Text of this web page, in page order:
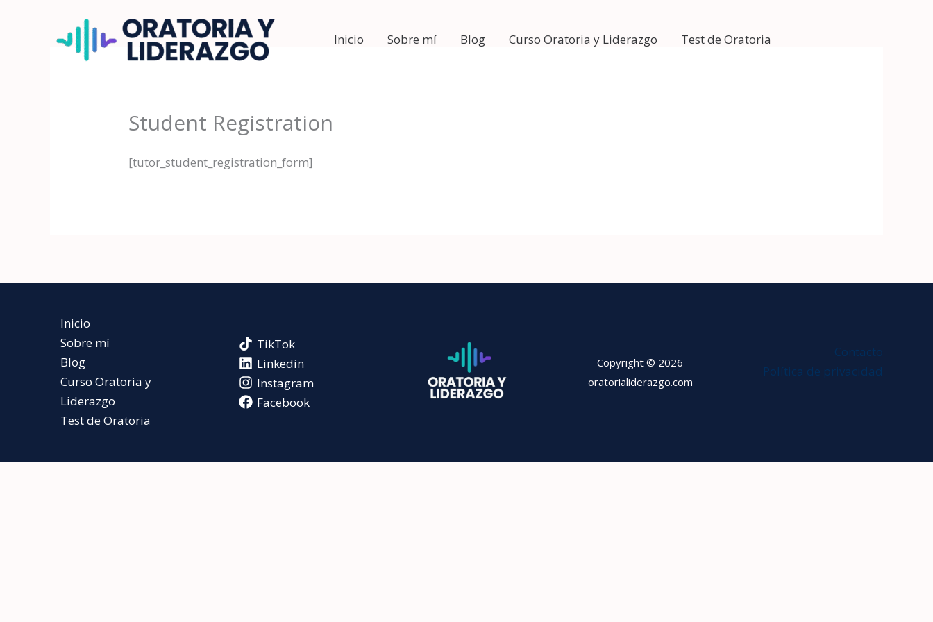
Inicio Sobre mí Blog Curso Oratoria y Liderazgo Test de Oratoria
Student Registration
[tutor_student_registration_form]
Inicio
Sobre mí
Blog
Curso Oratoria y
Liderazgo
Test de Oratoria
TikTok
Linkedin
Instagram
Facebook
Copyright © 2026
oratorialiderazgo.com
Contacto
Política de privacidad